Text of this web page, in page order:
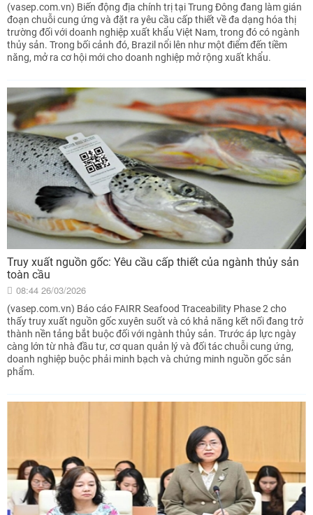
(vasep.com.vn) Biến động địa chính trị tại Trung Đông đang làm gián
đoạn chuỗi cung ứng và đặt ra yêu cầu cấp thiết về đa dạng hóa thị
trường đối với doanh nghiệp xuất khẩu Việt Nam, trong đó có ngành
thủy sản. Trong bối cảnh đó, Brazil nổi lên như một điểm đến tiềm
năng, mở ra cơ hội mới cho doanh nghiệp mở rộng xuất khẩu.
Truy xuất nguồn gốc: Yêu cầu cấp thiết của ngành thủy sản
toàn cầu
08:44 26/03/2026
(vasep.com.vn) Báo cáo FAIRR Seafood Traceability Phase 2 cho
thấy truy xuất nguồn gốc xuyên suốt và có khả năng kết nối đang trở
thành nền tảng bắt buộc đối với ngành thủy sản. Trước áp lực ngày
càng lớn từ nhà đầu tư, cơ quan quản lý và đối tác chuỗi cung ứng,
doanh nghiệp buộc phải minh bạch và chứng minh nguồn gốc sản
phẩm.